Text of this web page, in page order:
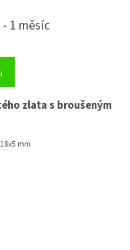
1 měsíc
zlata s broušeným
mm